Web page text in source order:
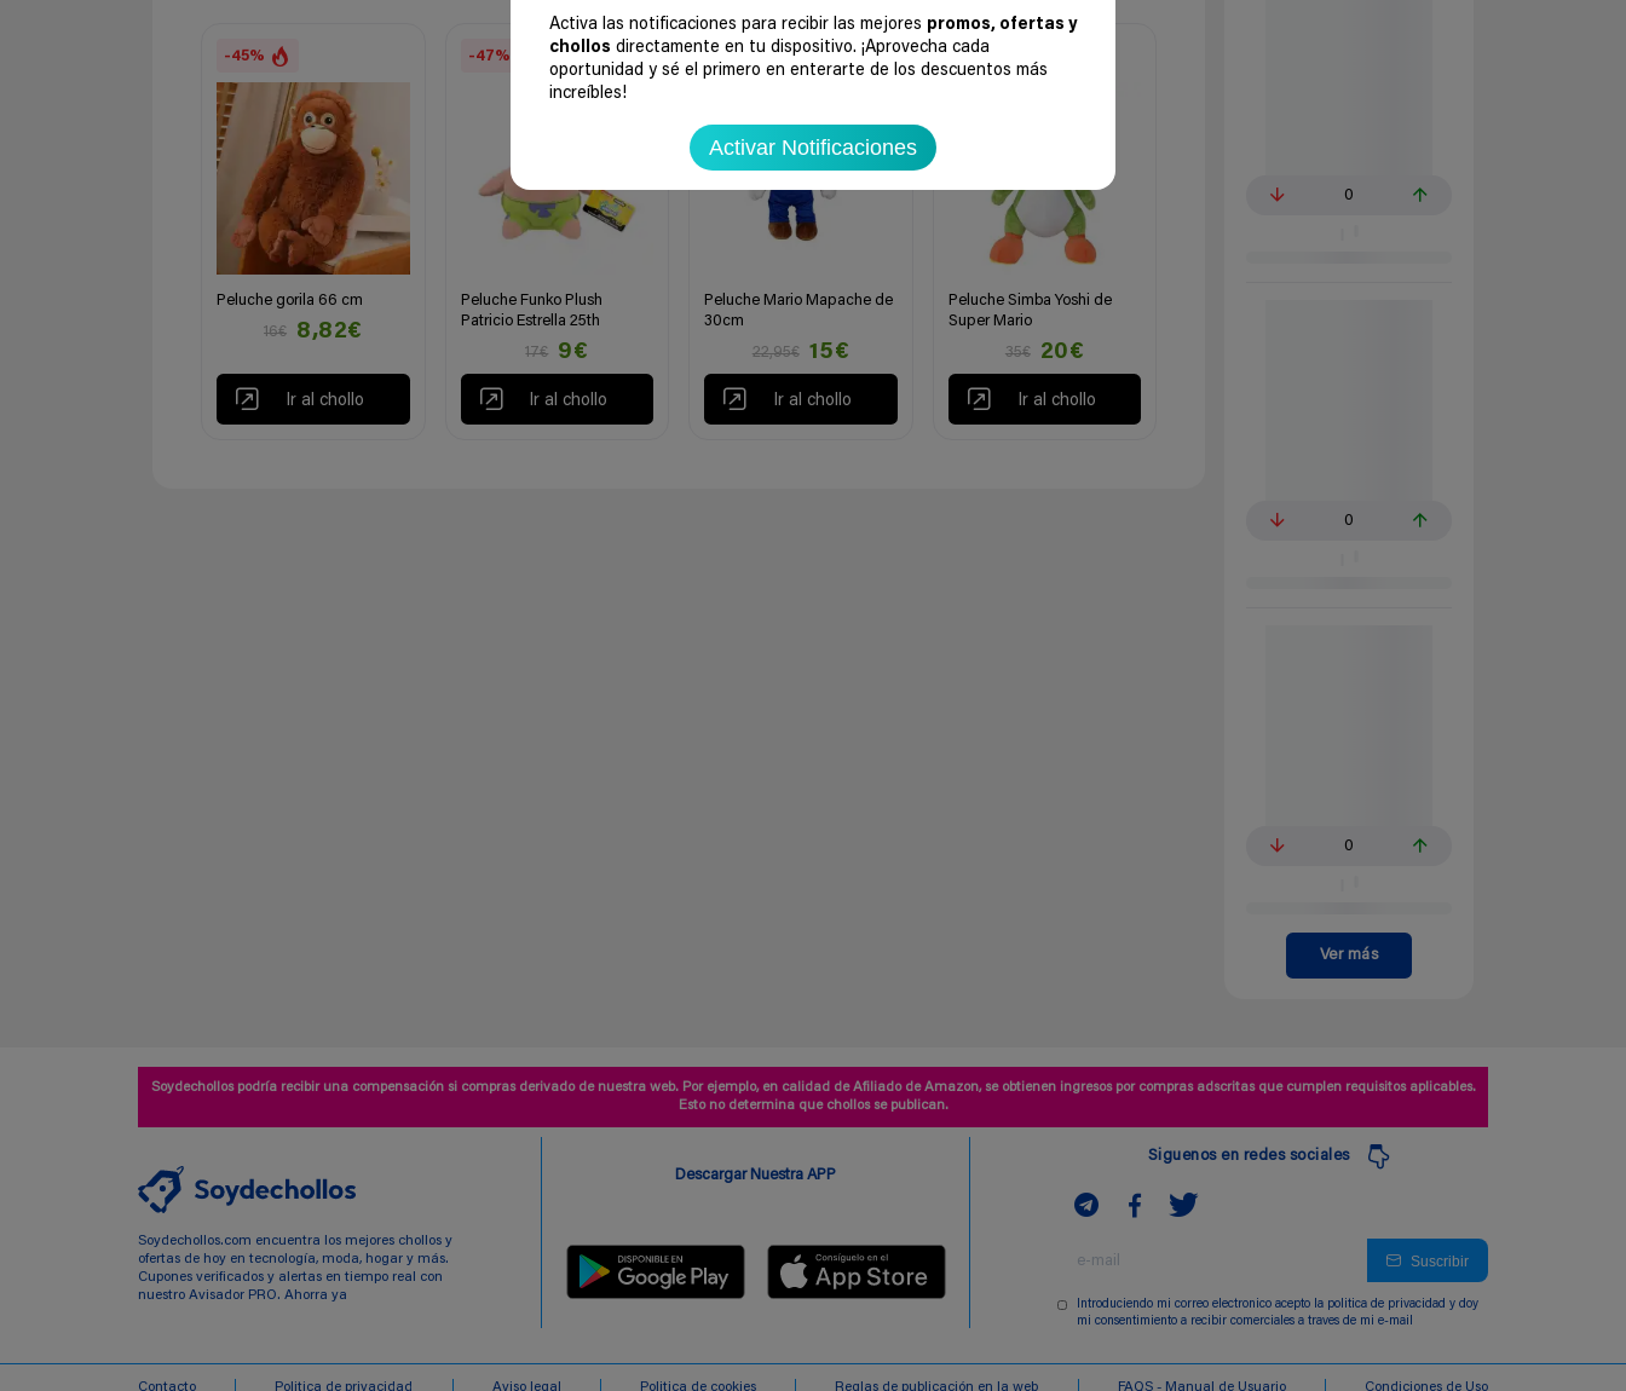
Activa las notificaciones para recibir las mejores promos, ofertas y
chollos directamente en tu dispositivo. ¡Aprovecha cada
oportunidad y sé el primero en enterarte de los descuentos más
increíbles!
Activar Notificaciones
-45%
Peluche gorila 66 cm
16€
8,82€
Ir al chollo
-47%
Peluche Funko Plush
Patricio Estrella 25th
17€
9€
Ir al chollo
-35%
Peluche Mario Mapache de
30cm
22,95€
15€
Ir al chollo
-43%
Peluche Simba Yoshi de
Super Mario
35€
20€
Ir al chollo
0
0
0
Ver más
Soydechollos podría recibir una compensación si compras derivado de nuestra web. Por ejemplo, en calidad de Afiliado de Amazon, se obtienen ingresos por compras adscritas que cumplen requisitos aplicables.
Esto no determina que chollos se publican.
Soydechollos.com encuentra los mejores chollos y
ofertas de hoy en tecnología, moda, hogar y más.
Cupones verificados y alertas en tiempo real con
nuestro Avisador PRO. Ahorra ya
Descargar Nuestra APP
Siguenos en redes sociales
Suscribir
Introduciendo mi correo electronico acepto la politica de privacidad y doy
mi consentimiento a recibir comerciales a traves de mi e-mail
Contacto Politica de privacidad Aviso legal Politica de cookies Reglas de publicación en la web FAQS - Manual de Usuario Condiciones de Uso